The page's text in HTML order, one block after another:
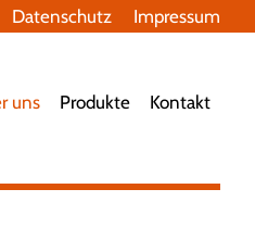
Datenschutz
Impressum
uns Produkte Kontakt